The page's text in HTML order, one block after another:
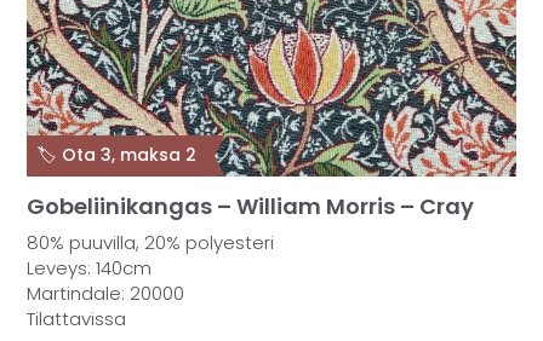
Gobeliinikangas – William Morris – Cray
80% puuvilla, 20% polyesteri
Leveys: 140cm
Martindale: 20000
Tilattavissa
🏷️ Ota 3, maksa 2